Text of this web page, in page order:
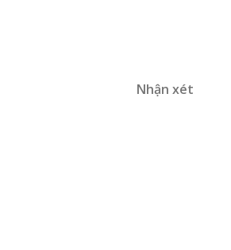
Nhận xét